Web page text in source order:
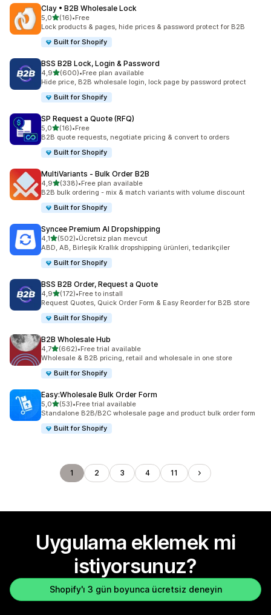
Clay • B2B Wholesale Lock
5,05 yıldız üzerinden
(16)
toplam 16 değerlendirme
•Free
Lock products & pages, hide prices & password protect for B2B
Built for Shopify
BSS B2B Lock, Login & Password
4,95 yıldız üzerinden
(600)
toplam 600 değerlendirme
•Free plan available
Hide price, B2B wholesale login, lock page by password protect
Built for Shopify
SP Request a Quote (RFQ)
5,05 yıldız üzerinden
(16)
toplam 16 değerlendirme
•Free
B2B quote requests, negotiate pricing & convert to orders
Built for Shopify
MultiVariants ‑ Bulk Order B2B
4,95 yıldız üzerinden
(338)
toplam 338 değerlendirme
•Free plan available
B2B bulk ordering - mix & match variants with volume discount
Built for Shopify
Syncee Premium AI Dropshipping
4,15 yıldız üzerinden
(502)
toplam 502 değerlendirme
•Ücretsiz plan mevcut
ABD, AB, Birleşik Krallık dropshipping ürünleri, tedarikçiler
Built for Shopify
BSS B2B Order, Request a Quote
4,95 yıldız üzerinden
(172)
toplam 172 değerlendirme
•Free to install
Request Quotes, Quick Order Form & Easy Reorder for B2B store
Built for Shopify
B2B Wholesale Hub
4,75 yıldız üzerinden
(662)
toplam 662 değerlendirme
•Free trial available
Wholesale & B2B pricing, retail and wholesale in one store
Built for Shopify
Easy:Wholesale Bulk Order Form
5,05 yıldız üzerinden
(53)
toplam 53 değerlendirme
•Free trial available
Standalone B2B/B2C wholesale page and product bulk order form
Built for Shopify
1 2 3 4 11
Uygulama eklemek mi
istiyorsunuz?
Shopify'ı 3 gün boyunca ücretsiz deneyin